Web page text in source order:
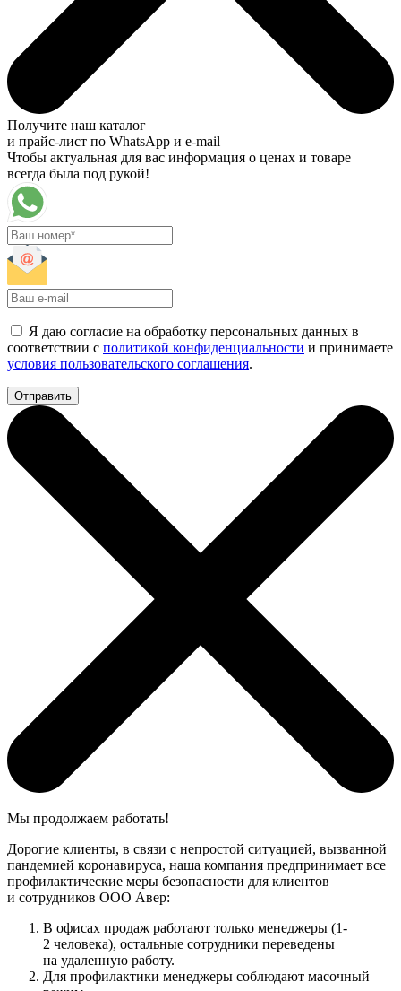
Получите наш каталог
и прайс-лист по WhatsApp и e-mail
Чтобы актуальная для вас информация о ценах и товаре
всегда была под рукой!
Я даю согласие на обработку персональных данных в
соответствии с политикой конфиденциальности и принимаете
условия пользовательского соглашения.
Мы продолжаем работать!
Дорогие клиенты, в связи с непростой ситуацией, вызванной
пандемией коронавируса, наша компания предпринимает все
профилактические меры безопасности для клиентов
и сотрудников ООО Авер:
В офисах продаж работают только менеджеры (1-
2 человека), остальные сотрудники переведены
на удаленную работу.
Для профилактики менеджеры соблюдают масочный